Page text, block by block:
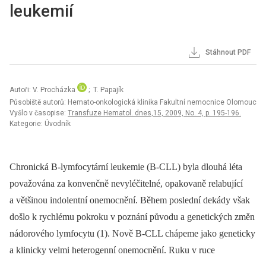
leukemií
Stáhnout PDF
Autoři: V. Procházka
; T. Papajík
Působiště autorů: Hemato-onkologická klinika Fakultní nemocnice Olomouc
Vyšlo v časopise: Transfuze Hematol. dnes,15, 2009, No. 4, p. 195-196.
Kategorie: Úvodník
Chronická B-lymfocytární leukemie (B-CLL) byla dlouhá léta
považována za konvenčně nevyléčitelné, opakovaně relabující
a většinou indolentní onemocnění. Během poslední dekády však
došlo k rychlému pokroku v poznání původu a genetických změn
nádorového lymfocytu (1). Nově B-CLL chápeme jako geneticky
a klinicky velmi heterogenní onemocnění. Ruku v ruce